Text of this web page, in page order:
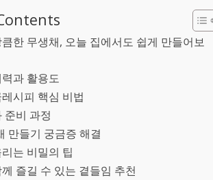
한 무생채, 오늘 집에서도 쉽게 만들어보
과 활용도
시피 핵심 비법
준비 과정
만들기 궁금증 해결
는 비밀의 팁
즐길 수 있는 곁들임 추천